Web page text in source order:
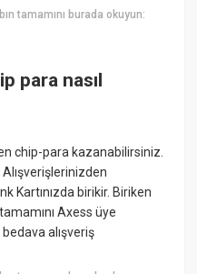
tamamını burada okuyun:
para nasıl
chip-para kazanabilirsiniz.
Kartınızda birikir. Biriken
Axess üye
alışveriş